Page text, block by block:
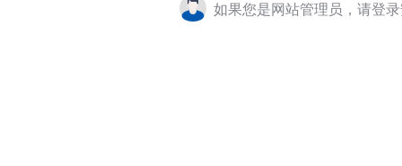
如果您是网站管理员，请登